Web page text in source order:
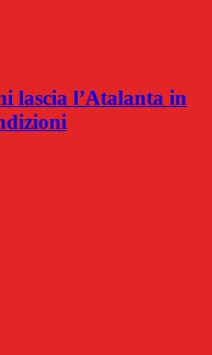
lascia l’Atalanta in